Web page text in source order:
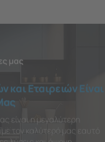
μας
Εταιρειών Είναι
είναι η μεγαλύτερη
τον καλύτερό μας εαυτό